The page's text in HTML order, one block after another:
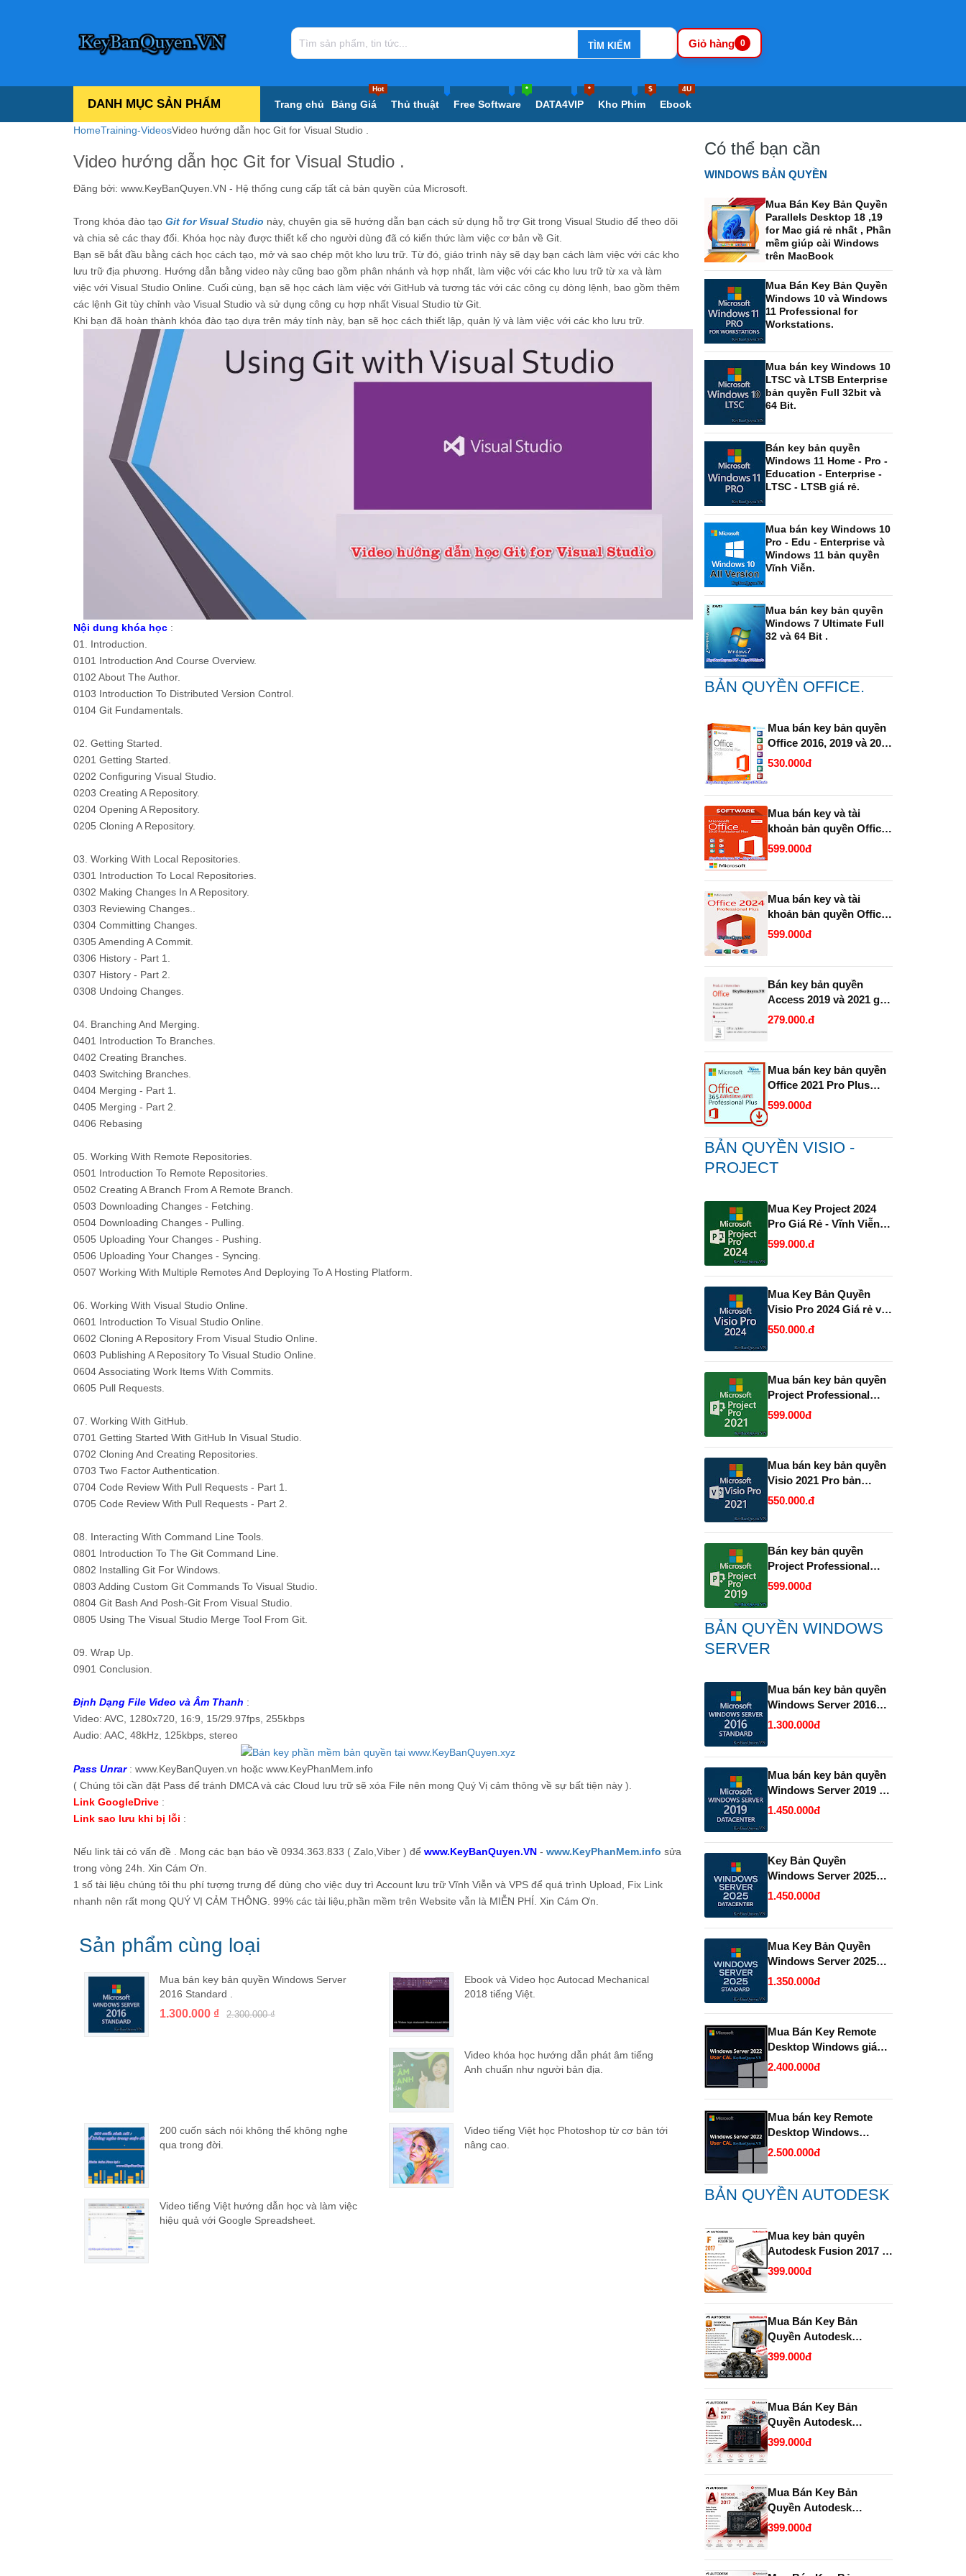
Giỏ hàng 0
DANH MỤC SẢN PHẨM Trang chủ Bảng Giá
Hot
Thủ thuật Free Software
*
DATA4VIP
*
Kho Phim
$
Ebook
4U
HomeTraining-VideosVideo hướng dẫn học Git for Visual Studio .
Video hướng dẫn học Git for Visual Studio .
Đăng bởi: www.KeyBanQuyen.VN - Hệ thống cung cấp tất cả bản quyền của Microsoft.
Trong khóa đào tạo Git for Visual Studio này, chuyên gia sẽ hướng dẫn bạn cách sử dụng hỗ trợ Git trong Visual Studio để theo dõi
và chia sẻ các thay đổi. Khóa học này được thiết kế cho người dùng đã có kiến ​​thức làm việc cơ bản về Git.
Bạn sẽ bắt đầu bằng cách học cách tạo, mở và sao chép một kho lưu trữ. Từ đó, giáo trình này sẽ dạy bạn cách làm việc với các kho
lưu trữ địa phương. Hướng dẫn bằng video này cũng bao gồm phân nhánh và hợp nhất, làm việc với các kho lưu trữ từ xa và làm
việc với Visual Studio Online. Cuối cùng, bạn sẽ học cách làm việc với GitHub và tương tác với các công cụ dòng lệnh, bao gồm thêm
các lệnh Git tùy chỉnh vào Visual Studio và sử dụng công cụ hợp nhất Visual Studio từ Git.
Khi bạn đã hoàn thành khóa đào tạo dựa trên máy tính này, bạn sẽ học cách thiết lập, quản lý và làm việc với các kho lưu trữ.
Nội dung khóa học :
01. Introduction.
0101 Introduction And Course Overview.
0102 About The Author.
0103 Introduction To Distributed Version Control.
0104 Git Fundamentals.
02. Getting Started.
0201 Getting Started.
0202 Configuring Visual Studio.
0203 Creating A Repository.
0204 Opening A Repository.
0205 Cloning A Repository.
03. Working With Local Repositories.
0301 Introduction To Local Repositories.
0302 Making Changes In A Repository.
0303 Reviewing Changes..
0304 Committing Changes.
0305 Amending A Commit.
0306 History - Part 1.
0307 History - Part 2.
0308 Undoing Changes.
04. Branching And Merging.
0401 Introduction To Branches.
0402 Creating Branches.
0403 Switching Branches.
0404 Merging - Part 1.
0405 Merging - Part 2.
0406 Rebasing
05. Working With Remote Repositories.
0501 Introduction To Remote Repositories.
0502 Creating A Branch From A Remote Branch.
0503 Downloading Changes - Fetching.
0504 Downloading Changes - Pulling.
0505 Uploading Your Changes - Pushing.
0506 Uploading Your Changes - Syncing.
0507 Working With Multiple Remotes And Deploying To A Hosting Platform.
06. Working With Visual Studio Online.
0601 Introduction To Visual Studio Online.
0602 Cloning A Repository From Visual Studio Online.
0603 Publishing A Repository To Visual Studio Online.
0604 Associating Work Items With Commits.
0605 Pull Requests.
07. Working With GitHub.
0701 Getting Started With GitHub In Visual Studio.
0702 Cloning And Creating Repositories.
0703 Two Factor Authentication.
0704 Code Review With Pull Requests - Part 1.
0705 Code Review With Pull Requests - Part 2.
08. Interacting With Command Line Tools.
0801 Introduction To The Git Command Line.
0802 Installing Git For Windows.
0803 Adding Custom Git Commands To Visual Studio.
0804 Git Bash And Posh-Git From Visual Studio.
0805 Using The Visual Studio Merge Tool From Git.
09. Wrap Up.
0901 Conclusion.
Định Dạng File Video và Âm Thanh :
Video: AVC, 1280x720, 16:9, 15/29.97fps, 255kbps
Audio: AAC, 48kHz, 125kbps, stereo
Pass Unrar: www.KeyBanQuyen.vn hoặc www.KeyPhanMem.info
( Chúng tôi cần đặt Pass để tránh DMCA và các Cloud lưu trữ sẽ xóa File nên mong Quý Vị cảm thông về sự bất tiện này ).
Link GoogleDrive :
Link sao lưu khi bị lỗi :
Nếu link tải có vấn đề . Mong các bạn báo về 0934.363.833 ( Zalo,Viber ) để www.KeyBanQuyen.VN - www.KeyPhanMem.info sửa
trong vòng 24h. Xin Cám Ơn.
1 số tài liệu chúng tôi thu phí tượng trưng để dùng cho việc duy trì Account lưu trữ Vĩnh Viễn và VPS để quá trình Upload, Fix Link
nhanh nên rất mong QUÝ VỊ CẢM THÔNG. 99% các tài liệu,phần mềm trên Website vẫn là MIỄN PHÍ. Xin Cám Ơn.
Sản phẩm cùng loại
Mua bán key bản quyền Windows Server
2016 Standard .
1.300.000 ₫ 2.300.000 ₫
Ebook và Video học Autocad Mechanical
2018 tiếng Việt.
Video khóa học hướng dẫn phát âm tiếng
Anh chuẩn như người bản địa.
200 cuốn sách nói không thể không nghe
qua trong đời.
Video tiếng Việt học Photoshop từ cơ bản tới
nâng cao.
Video tiếng Việt hướng dẫn học và làm việc
hiệu quả với Google Spreadsheet.
Có thể bạn cần
WINDOWS BẢN QUYỀN
Mua Bán Key Bản Quyền
Parallels Desktop 18 ,19
for Mac giá rẻ nhất , Phần
mềm giúp cài Windows
trên MacBook
Mua Bán Key Bản Quyền
Windows 10 và Windows
11 Professional for
Workstations.
Mua bán key Windows 10
LTSC và LTSB Enterprise
bản quyền Full 32bit và
64 Bit.
Bán key bản quyền
Windows 11 Home - Pro -
Education - Enterprise -
LTSC - LTSB giá rẻ.
Mua bán key Windows 10
Pro - Edu - Enterprise và
Windows 11 bản quyền
Vĩnh Viễn.
Mua bán key bản quyền
Windows 7 Ultimate Full
32 và 64 Bit .
BẢN QUYỀN OFFICE.
Mua bán key bản quyền
Office 2016, 2019 và 2021
Pro Plus (365 ) Vĩnh Viễn
530.000đ
Mua bán key và tài
khoản bản quyền Office
2019 và 2021 Pro Plus
(365 trọn đời ).
599.000đ
Mua bán key và tài
khoản bản quyền Office
2024 Pro Plus (365
599.000đ
Bán key bản quyền
Access 2019 và 2021 giá
rẻ.
279.000.đ
Mua bán key bản quyền
Office 2021 Pro Plus
1PC trọn đời Full 32 Bit
và 64 Bit .
599.000đ
BẢN QUYỀN VISIO -
PROJECT
Mua Key Project 2024
Pro Giá Rẻ - Vĩnh Viễn
và Uy Tín.
599.000.đ
Mua Key Bản Quyền
Visio Pro 2024 Giá rẻ và
Vĩnh Viễn, Uy Tín.
550.000.đ
Mua bán key bản quyền
Project Professional
2021 Vĩnh Viễn - Giá Rẻ.
599.000đ
Mua bán key bản quyền
Visio 2021 Pro bản
quyền uy tín.
550.000.đ
Bán key bản quyền
Project Professional
2019 và 2021 Full 32 và
599.000đ
BẢN QUYỀN WINDOWS
SERVER
Mua bán key bản quyền
Windows Server 2016
Standard .
1.300.000đ
Mua bán key bản quyền
Windows Server 2019 và
2022 Datacenter.
1.450.000đ
Key Bản Quyền
Windows Server 2025
Datacenter Vĩnh Viễn
1.450.000đ
Mua Key Bản Quyền
Windows Server 2025
Standard và Datacenter
1.350.000đ
Mua Bán Key Remote
Desktop Windows giá
rẻ- Uy tín.
2.400.000đ
Mua bán key Remote
Desktop Windows
Server bản quyền giá rẻ
- Uy Tín.
2.500.000đ
BẢN QUYỀN AUTODESK
Mua key bản quyên
Autodesk Fusion 2017 -
2028 chính hãng giá rẻ.
399.000đ
Mua Bán Key Bản
Quyền Autodesk
Inventor Professional
2017 Chính Hãng, Uy
Tín, Giá Tốt Tại
399.000đ
Mua Bán Key Bản
Quyền Autodesk
AutoCAD MEP 2017
Chính Hãng Giá Tốt Tại
399.000đ
Mua Bán Key Bản
Quyền Autodesk
AutoCAD Mechanical
2017 Chính Hãng Giá Tốt
399.000đ